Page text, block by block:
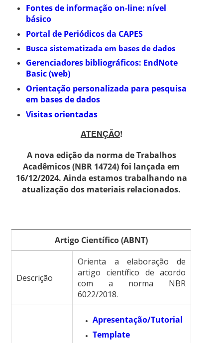
Fontes de informação on-line: nível
básico
Portal de Periódicos da CAPES
Busca sistematizada em bases de dados
Gerenciadores bibliográficos: EndNote
Basic (web)
Orientação personalizada para pesquisa
em bases de dados
Visitas orientadas
ATENÇÃO!
A nova edição da norma de Trabalhos
Acadêmicos (NBR 14724) foi lançada em
16/12/2024. Ainda estamos trabalhando na
atualização dos materiais relacionados.
Artigo Científico (ABNT)
Descrição
Orienta a elaboração de
artigo científico de acordo
com a norma NBR
6022/2018.
Apresentação/Tutorial
Template